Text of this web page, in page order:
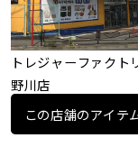
トレジャーファクト
野川店
この店舗のアイテ